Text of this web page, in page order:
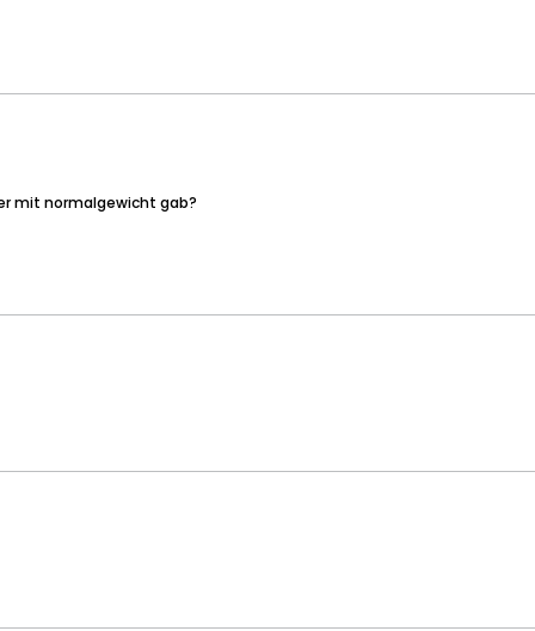
mit normalgewicht gab?